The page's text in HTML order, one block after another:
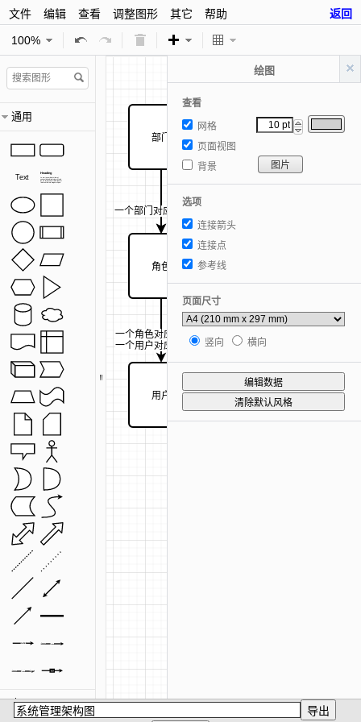
文件 编辑 查看 调整图形 其它 帮助 返回
通用
Text
Heading
do eiusmod tempor incididunt ut
labore et dolore magna aliqua.
Label
Label
杂项
绘图
查看
网格
页面视图
背景
图片
选项
连接箭头
连接点
参考线
页面尺寸
竖向 横向
编辑数据
清除默认风格
导出
一个部门对应多个角色
部门
一个角色对应多个用户
一个用户对应多个角色
角色
用户 合并权限
一个部门对应多个角色
100%